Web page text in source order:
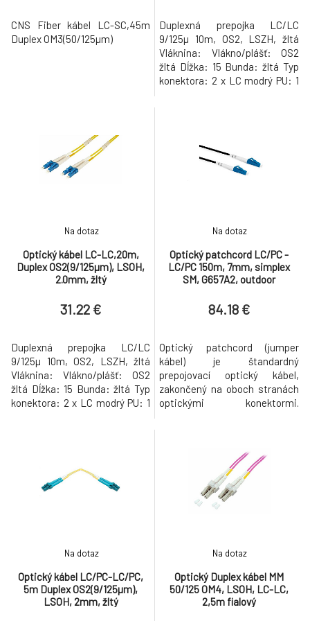
CNS Fiber kábel LC-SC,45m
Duplex OM3(50/125µm)
Duplexná prepojka LC/LC
9/125µ 10m, OS2, LSZH, žltá
Vláknina: Vlákno/plášť: OS2
žltá Dĺžka: 15 Bunda: žltá Typ
konektora: 2 x LC modrý PU: 1
kábla15m Prevedenie
káblaokrúhly kábel o2mm
LSOHÁno Prevedenie
Optický kábel LC-LC,20m,
Duplex OS2(9/125µm), LSOH,
2.0mm, žltý
Na dotaz
31.22 €
Duplexná prepojka LC/LC
9/125µ 10m, OS2, LSZH, žltá
Vláknina: Vlákno/plášť: OS2
žltá Dĺžka: 15 Bunda: žltá Typ
konektora: 2 x LC modrý PU: 1
kábla15m Prevedenie
káblaokrúhly kábel o2mm
Optický patchcord LC/PC -
LC/PC 150m, 7mm, simplex
SM, G657A2, outdoor
Na dotaz
84.18 €
Optický patchcord (jumper
kábel) je štandardný
prepojovací optický kábel,
zakončený na oboch stranách
optickými konektormi.
aktívnych prvkov k optickej
trase zakončené v rozvádzači.
Patchcordy bývajú spravidla
duplexné (2x vlákno, 4x
konektor), alebo v
Optický kábel LC/PC-LC/PC,
5m Duplex OS2(9/125µm),
LSOH, 2mm, žltý
Na dotaz
Optický Duplex kábel MM
50/125 OM4, LSOH, LC-LC,
2,5m fialový
Na dotaz